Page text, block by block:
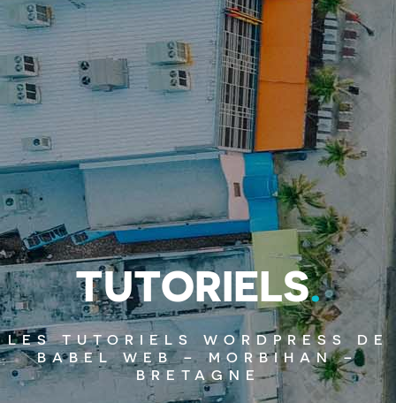
TUTOR E LS.
LES TUTORIELS WORDPRESS DE
BABEL WEB – MORBIHAN –
BRETAGNE